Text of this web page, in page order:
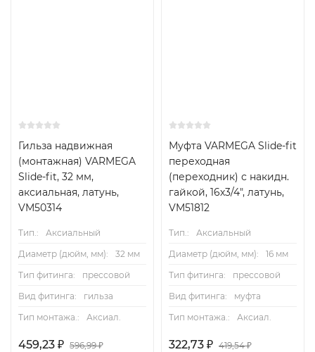
Гильза надвижная
(монтажная) VARMEGA
Slide-fit, 32 мм,
аксиальная, латунь,
VM50314
Тип.:
Аксиальный
Диаметр (дюйм, мм):
32 мм
Тип фитинга:
прессовой
Вид фитинга:
гильза
Тип монтажа.:
Аксиал.
459,23 ₽ 596,99₽
Муфта VARMEGA Slide-fit
переходная
(переходник) с накидн.
гайкой, 16х3/4", латунь,
VM51812
Тип.:
Аксиальный
Диаметр (дюйм, мм):
16 мм
Тип фитинга:
прессовой
Вид фитинга:
муфта
Тип монтажа.:
Аксиал.
322,73 ₽ 419,54₽